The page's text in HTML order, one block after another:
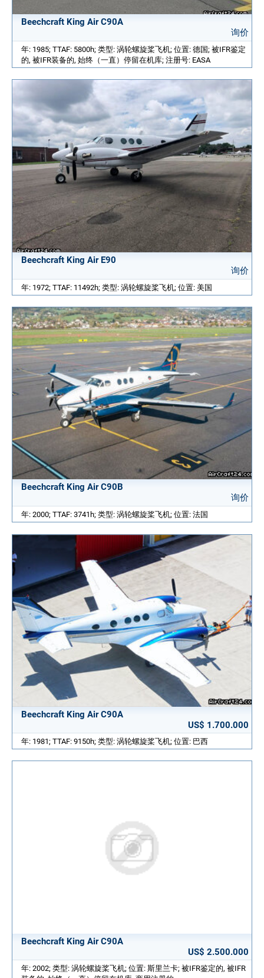
Beechcraft King Air C90A
询价
年: 1985; TTAF: 5800h; 类型: 涡轮螺旋桨飞机; 位置: 德国; 被IFR鉴定
的, 被IFR装备的, 始终（一直）停留在机库; 注册号: EASA
Beechcraft King Air E90
询价
年: 1972; TTAF: 11492h; 类型: 涡轮螺旋桨飞机; 位置: 美国
Beechcraft King Air C90B
询价
年: 2000; TTAF: 3741h; 类型: 涡轮螺旋桨飞机; 位置: 法国
Beechcraft King Air C90A
US$ 1.700.000
年: 1981; TTAF: 9150h; 类型: 涡轮螺旋桨飞机; 位置: 巴西
Beechcraft King Air C90A
US$ 2.500.000
年: 2002; 类型: 涡轮螺旋桨飞机; 位置: 斯里兰卡; 被IFR鉴定的, 被IFR